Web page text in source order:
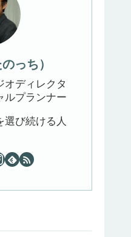
っち）
オディレクタ
ルプランナー
選び続ける人